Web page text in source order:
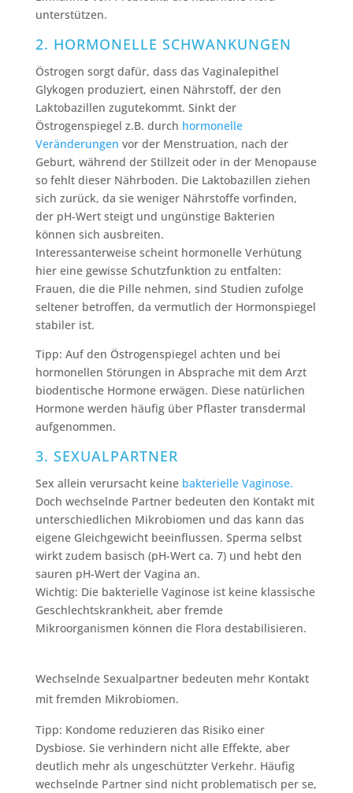
unterstützen.
2. HORMONELLE SCHWANKUNGEN
Östrogen sorgt dafür, dass das Vaginalepithel
Glykogen produziert, einen Nährstoff, der den
Laktobazillen zugutekommt. Sinkt der
Östrogenspiegel z.B. durch hormonelle
Veränderungen vor der Menstruation, nach der
Geburt, während der Stillzeit oder in der Menopause
so fehlt dieser Nährboden. Die Laktobazillen ziehen
sich zurück, da sie weniger Nährstoffe vorfinden,
der pH-Wert steigt und ungünstige Bakterien
können sich ausbreiten.
Interessanterweise scheint hormonelle Verhütung
hier eine gewisse Schutzfunktion zu entfalten:
Frauen, die die Pille nehmen, sind Studien zufolge
seltener betroffen, da vermutlich der Hormonspiegel
stabiler ist.
Tipp: Auf den Östrogenspiegel achten und bei
hormonellen Störungen in Absprache mit dem Arzt
biodentische Hormone erwägen. Diese natürlichen
Hormone werden häufig über Pflaster transdermal
aufgenommen.
3. SEXUALPARTNER
Sex allein verursacht keine bakterielle Vaginose.
Doch wechselnde Partner bedeuten den Kontakt mit
unterschiedlichen Mikrobiomen und das kann das
eigene Gleichgewicht beeinflussen. Sperma selbst
wirkt zudem basisch (pH-Wert ca. 7) und hebt den
sauren pH-Wert der Vagina an.
Wichtig: Die bakterielle Vaginose ist keine klassische
Geschlechtskrankheit, aber fremde
Mikroorganismen können die Flora destabilisieren.
Wechselnde Sexualpartner bedeuten mehr Kontakt
mit fremden Mikrobiomen.
Tipp: Kondome reduzieren das Risiko einer
Dysbiose. Sie verhindern nicht alle Effekte, aber
deutlich mehr als ungeschützter Verkehr. Häufig
wechselnde Partner sind nicht problematisch per se,